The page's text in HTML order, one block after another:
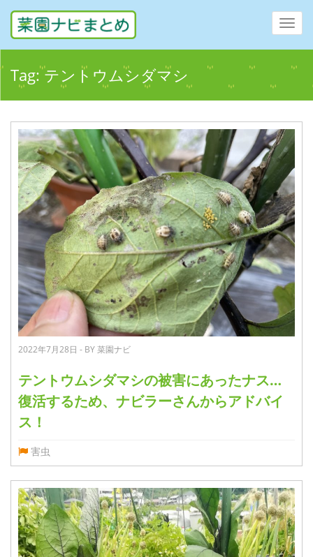
Tag:テントウムシダマシ
2022年7月28日 - BY 菜園ナビ
テントウムシダマシの被害にあったナス…
復活するため、ナビラーさんからアドバイ
ス！
害虫